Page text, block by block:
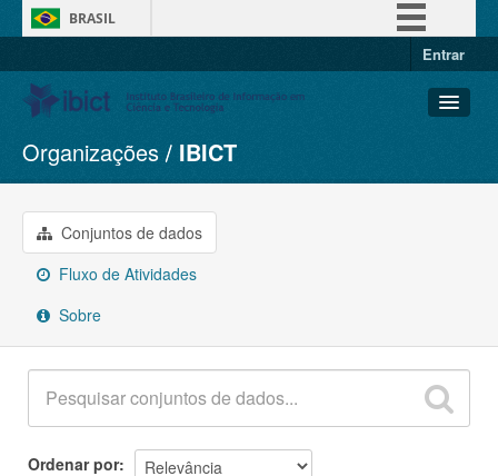
BRASIL
Entrar
Conjuntos de dados
Organizações
Grupos
Sobre
Organizações IBICT
Conjuntos de dados
Fluxo de Atividades
Sobre
Ordenar por